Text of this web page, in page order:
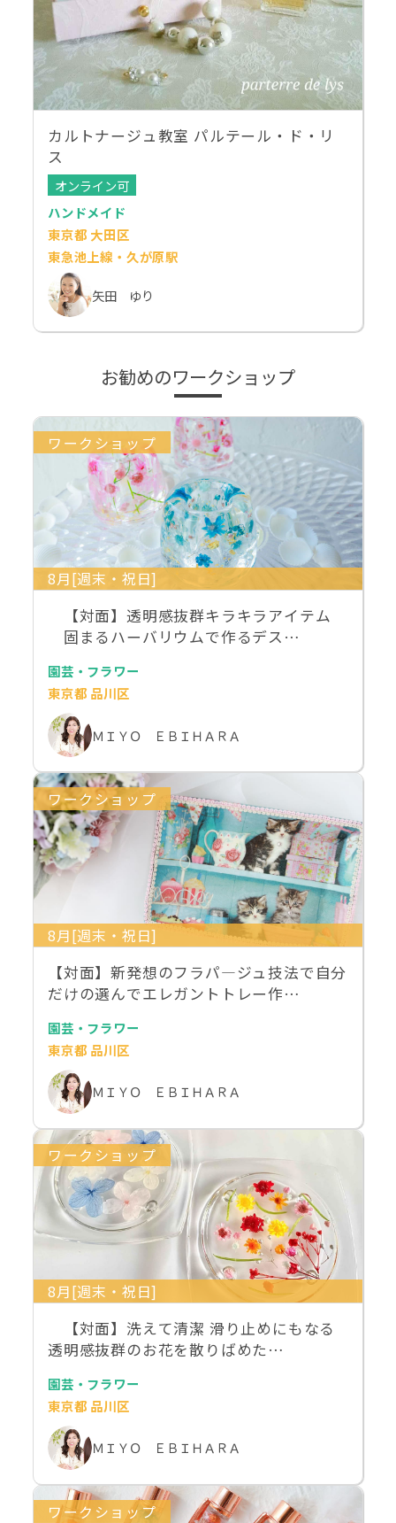
カルトナージュ教室 パルテール・ド・リ
ス
オンライン可
ハンドメイド
東京都 大田区
東急池上線・久が原駅
矢田 ゆり
お勧めのワークショップ
ワークショップ
8月[週末・祝日]
【対面】透明感抜群キラキラアイテム
固まるハーバリウムで作るデス…
園芸・フラワー
東京都 品川区
ＭＩＹＯ ＥＢＩＨＡＲＡ
ワークショップ
8月[週末・祝日]
【対面】新発想のフラパ―ジュ技法で自分
だけの選んでエレガントトレー作…
園芸・フラワー
東京都 品川区
ＭＩＹＯ ＥＢＩＨＡＲＡ
ワークショップ
8月[週末・祝日]
【対面】洗えて清潔 滑り止めにもなる
透明感抜群のお花を散りばめた…
園芸・フラワー
東京都 品川区
ＭＩＹＯ ＥＢＩＨＡＲＡ
ワークショップ